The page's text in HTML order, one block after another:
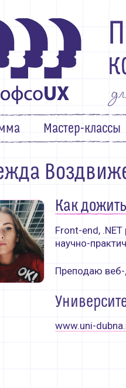
Мастер-классы
классы
Как
Front-end,
научно-
Преподаю веб-
www.uni-